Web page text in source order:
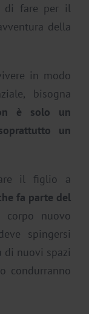
di fare per il
della
in modo
bisogna
è solo un
un
il figlio a
fa parte del
nuovo
spingersi
di nuovi spazi
condurranno